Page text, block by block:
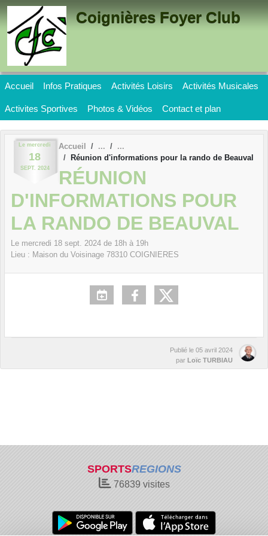
Coignières Foyer Club
Accueil Infos Pratiques Activités Loisirs Activités Musicales
Activites Sportives Photos & Vidéos Contact et plan
Le mercredi
18
SEPT. 2024
Accueil
Réunion d'informations pour la rando de Beauval
RÉUNION
D'INFORMATIONS POUR
LA RANDO DE BEAUVAL
Le mercredi 18 sept. 2024 de 18h à 19h
Lieu : Maison du Voisinage 78310 COIGNIERES
Publié le 05 avril 2024
par Loïc TURBIAU
SPORTSREGIONS
76839 visites
Panneau de gestion des cookies